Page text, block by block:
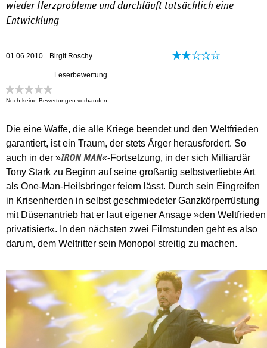
wieder Herzprobleme und durchläuft tatsächlich eine
Entwicklung
01.06.2010 Birgit Roschy
Leserbewertung
Noch keine Bewertungen vorhanden
Die eine Waffe, die alle Kriege beendet und den Weltfrieden
garantiert, ist ein Traum, der stets Ärger herausfordert. So
auch in der »IRON MAN«-Fortsetzung, in der sich Milliardär
Tony Stark zu Beginn auf seine großartig selbstverliebte Art
als One-Man-Heilsbringer feiern lässt. Durch sein Eingreifen
in Krisenherden in selbst geschmiedeter Ganzkörperrüstung
mit Düsenantrieb hat er laut eigener Ansage »den Weltfrieden
privatisiert«. In den nächsten zwei Filmstunden geht es also
darum, dem Weltritter sein Monopol streitig zu machen.